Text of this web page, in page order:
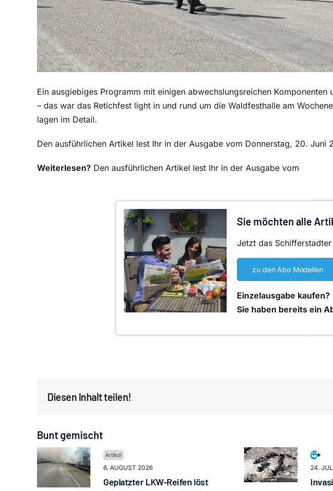
Ein ausgiebiges Programm mit einigen abwechslungsreichen Komponenten
– das war das Retichfest light in und rund um die Waldfesthalle am
lagen im Detail.
Den ausführlichen Artikel lest Ihr in der Ausgabe vom Donnerstag, 20. Juni
Weiterlesen? Den ausführlichen Artikel lest Ihr in der Ausgabe vom
Sie möchten alle
Jetzt das
zu den Abo Modellen
Einzelausgabe kaufen?
Sie haben bereits ein
Diesen Inhalt teilen!
Bunt gemischt
6. AUGUST 2026
Geplatzter LKW-Reifen löst
24.